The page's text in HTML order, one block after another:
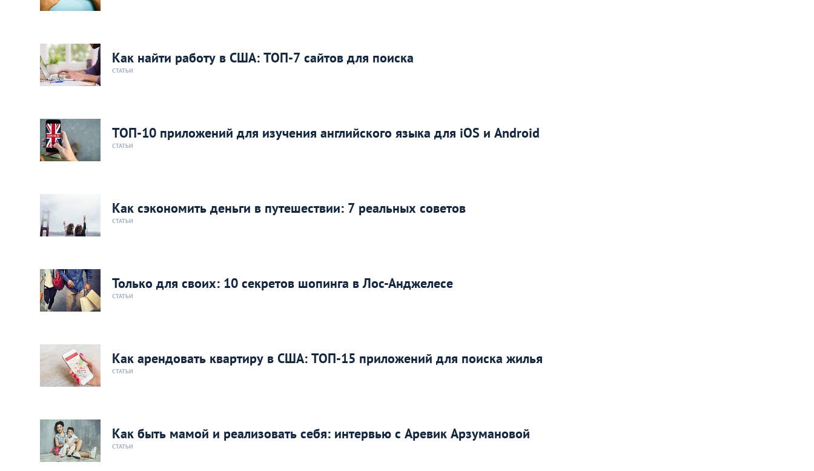
Как найти работу в США: ТОП-7 сайтов для поиска
СТАТЬИ
ТОП-10 приложений для изучения английского языка для iOS и Android
СТАТЬИ
Как сэкономить деньги в путешествии: 7 реальных советов
СТАТЬИ
Только для своих: 10 секретов шопинга в Лос-Анджелесе
СТАТЬИ
Как арендовать квартиру в США: ТОП-15 приложений для поиска жилья
СТАТЬИ
Как быть мамой и реализовать себя: интервью с Аревик Арзумановой
СТАТЬИ